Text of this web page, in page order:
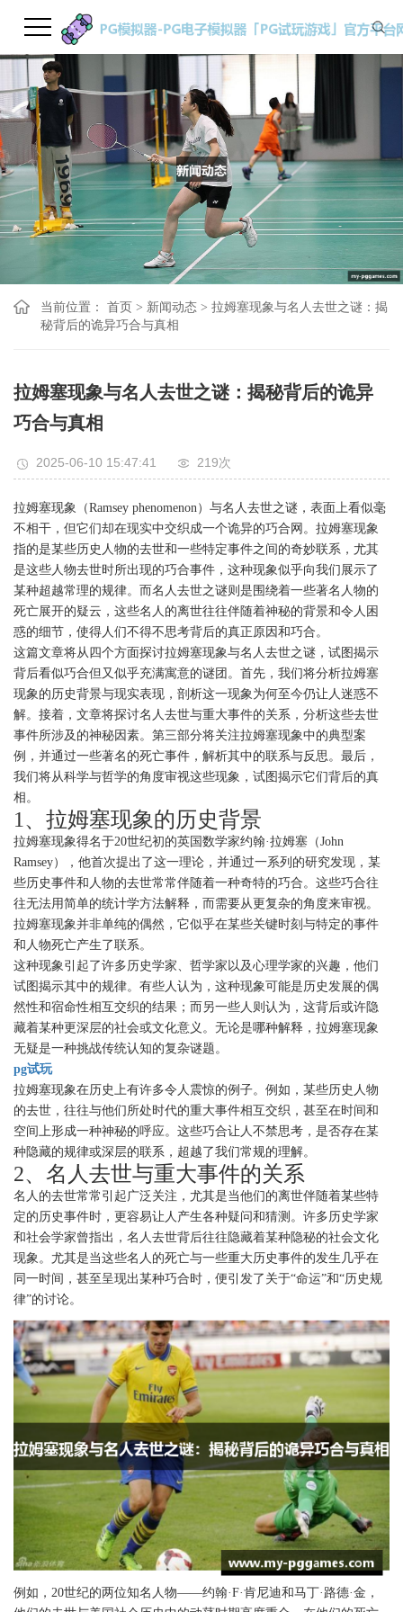
当前位置： 首页 > 新闻动态 > 拉姆塞现象与名人去世之谜：揭
秘背后的诡异巧合与真相
拉姆塞现象与名人去世之谜：揭秘背后的诡异
巧合与真相
2025-06-10 15:47:41 219次
拉姆塞现象（Ramsey phenomenon）与名人去世之谜，表面上看似毫
不相干，但它们却在现实中交织成一个诡异的巧合网。拉姆塞现象
指的是某些历史人物的去世和一些特定事件之间的奇妙联系，尤其
是这些人物去世时所出现的巧合事件，这种现象似乎向我们展示了
某种超越常理的规律。而名人去世之谜则是围绕着一些著名人物的
死亡展开的疑云，这些名人的离世往往伴随着神秘的背景和令人困
惑的细节，使得人们不得不思考背后的真正原因和巧合。
这篇文章将从四个方面探讨拉姆塞现象与名人去世之谜，试图揭示
背后看似巧合但又似乎充满寓意的谜团。首先，我们将分析拉姆塞
现象的历史背景与现实表现，剖析这一现象为何至今仍让人迷惑不
解。接着，文章将探讨名人去世与重大事件的关系，分析这些去世
事件所涉及的神秘因素。第三部分将关注拉姆塞现象中的典型案
例，并通过一些著名的死亡事件，解析其中的联系与反思。最后，
我们将从科学与哲学的角度审视这些现象，试图揭示它们背后的真
相。
1、拉姆塞现象的历史背景
拉姆塞现象得名于20世纪初的英国数学家约翰·拉姆塞（John
Ramsey），他首次提出了这一理论，并通过一系列的研究发现，某
些历史事件和人物的去世常常伴随着一种奇特的巧合。这些巧合往
往无法用简单的统计学方法解释，而需要从更复杂的角度来审视。
拉姆塞现象并非单纯的偶然，它似乎在某些关键时刻与特定的事件
和人物死亡产生了联系。
这种现象引起了许多历史学家、哲学家以及心理学家的兴趣，他们
试图揭示其中的规律。有些人认为，这种现象可能是历史发展的偶
然性和宿命性相互交织的结果；而另一些人则认为，这背后或许隐
藏着某种更深层的社会或文化意义。无论是哪种解释，拉姆塞现象
无疑是一种挑战传统认知的复杂谜题。
pg试玩
拉姆塞现象在历史上有许多令人震惊的例子。例如，某些历史人物
的去世，往往与他们所处时代的重大事件相互交织，甚至在时间和
空间上形成一种神秘的呼应。这些巧合让人不禁思考，是否存在某
种隐藏的规律或深层的联系，超越了我们常规的理解。
2、名人去世与重大事件的关系
名人的去世常常引起广泛关注，尤其是当他们的离世伴随着某些特
定的历史事件时，更容易让人产生各种疑问和猜测。许多历史学家
和社会学家曾指出，名人去世背后往往隐藏着某种隐秘的社会文化
现象。尤其是当这些名人的死亡与一些重大历史事件的发生几乎在
同一时间，甚至呈现出某种巧合时，便引发了关于“命运”和“历史规
律”的讨论。
例如，20世纪的两位知名人物——约翰·F·肯尼迪和马丁·路德·金，